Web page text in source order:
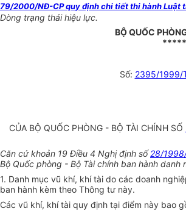
79/2000/NĐ-CP quy định chi tiết thi hành Luật
Dòng trạng thái hiệu lực.
BỘ QUỐC
Số: 2395/1999/
CỦA BỘ QUỐC PHÒNG - BỘ TÀI CHÍNH SỐ
Căn cứ khoản 19 Điều 4 Nghị định số28/
Bộ Quốc phòng - Bộ Tài chính ban hành
1. Danh mục vũ khí, khí tài do các doanh
ban hành kèm theo Thông tư này.
Các vũ khí, khí tài quy định tại điểm này bao